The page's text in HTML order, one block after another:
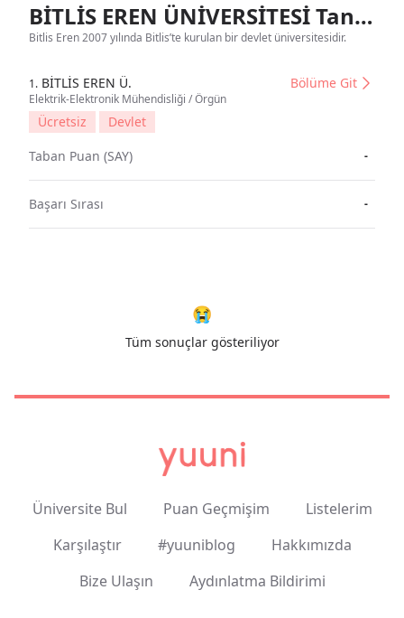
BİTLİS EREN ÜNİVERSİTESİ Tanıtım
Bitlis Eren 2007 yılında Bitlis’te kurulan bir devlet üniversitesidir.
1. BİTLİS EREN Ü.
Elektrik-Elektronik Mühendisliği / Örgün
Bölüme Git
Ücretsiz
Devlet
Taban Puan (SAY)
-
Başarı Sırası -
😭
Tüm sonuçlar gösteriliyor
Üniversite Bul Puan Geçmişim
Listelerim
Karşılaştır
#yuuniblog
Hakkımızda
Bize Ulaşın
Aydınlatma Bildirimi